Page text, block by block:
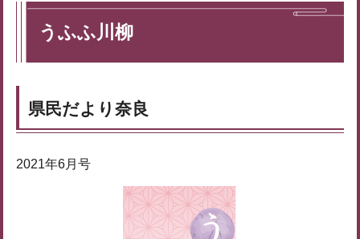
うふふ川柳
県民だより奈良
2021年6月号